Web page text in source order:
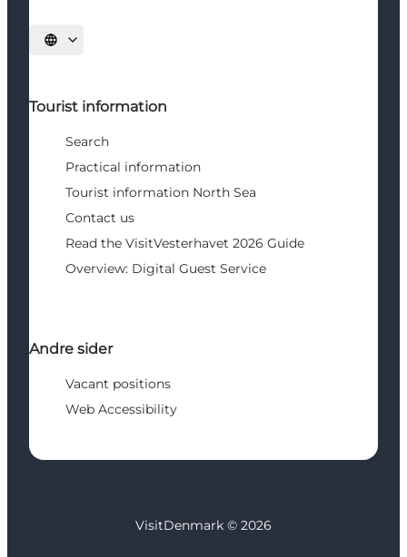
Select language
Tourist information
Search
Practical information
Tourist information North Sea
Contact us
Read the VisitVesterhavet 2026 Guide
Overview: Digital Guest Service
Andre sider
Vacant positions
Web Accessibility
VisitDenmark © 2026